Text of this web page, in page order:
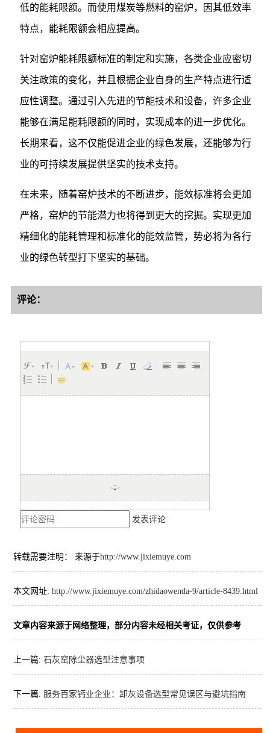
低的能耗限额。而使用煤炭等燃料的窑炉，因其低效率
特点，能耗限额会相应提高。
针对窑炉能耗限额标准的制定和实施，各类企业应密切
关注政策的变化，并且根据企业自身的生产特点进行适
应性调整。通过引入先进的节能技术和设备，许多企业
能够在满足能耗限额的同时，实现成本的进一步优化。
长期来看，这不仅能促进企业的绿色发展，还能够为行
业的可持续发展提供坚实的技术支持。
在未来，随着窑炉技术的不断进步，能效标准将会更加
严格，窑炉的节能潜力也将得到更大的挖掘。实现更加
精细化的能耗管理和标准化的能效监管，势必将为各行
业的绿色转型打下坚实的基础。
评论：
发表评论
转载需要注明： 来源于http://www.jixiemuye.com
本文网址: http://www.jixiemuye.com/zhidaowenda-9/article-8439.html
文章内容来源于网络整理，部分内容未经相关考证，仅供参考
上一篇: 石灰窑除尘器选型注意事项
下一篇: 服务百家钙业企业：卸灰设备选型常见误区与避坑指南